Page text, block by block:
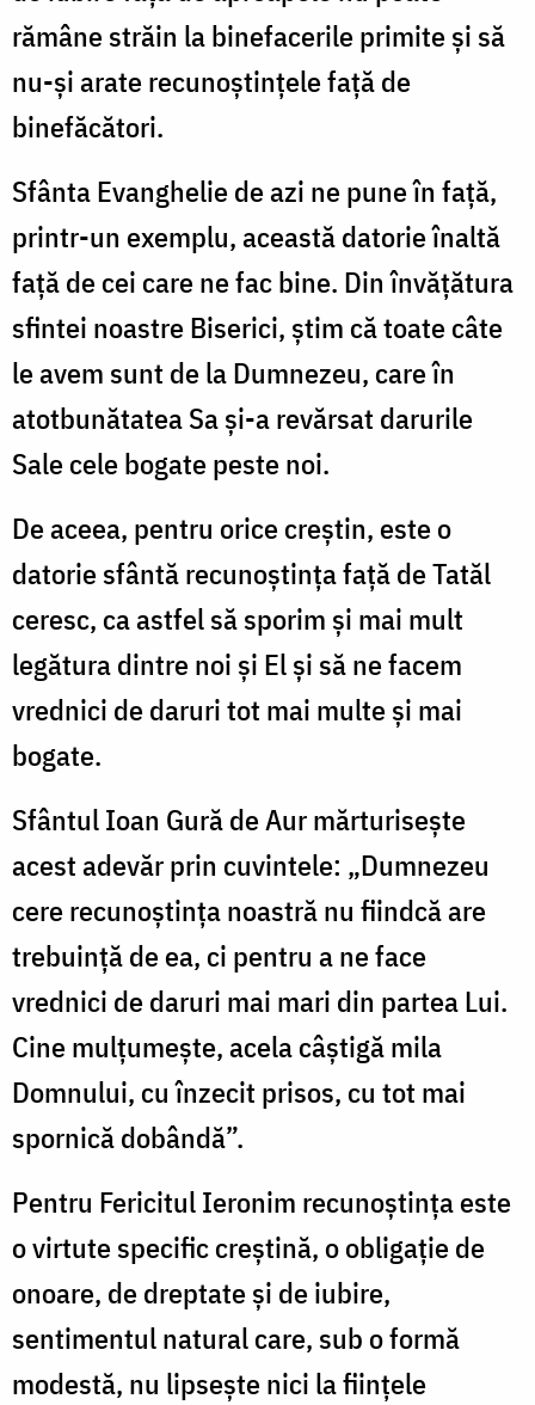
rămâne străin la binefacerile primite şi să
nu-şi arate recunoştinţele faţă de
binefăcători.
Sfânta Evanghelie de azi ne pune în faţă,
printr-un exemplu, această datorie înaltă
faţă de cei care ne fac bine. Din învăţătura
sfintei noastre Biserici, ştim că toate câte
le avem sunt de la Dumnezeu, care în
atotbunătatea Sa şi-a revărsat darurile
Sale cele bogate peste noi.
De aceea, pentru orice creştin, este o
datorie sfântă recunoştinţa faţă de Tatăl
ceresc, ca astfel să sporim şi mai mult
legătura dintre noi şi El şi să ne facem
vrednici de daruri tot mai multe şi mai
bogate.
Sfântul Ioan Gură de Aur mărturiseşte
acest adevăr prin cuvintele: „Dumnezeu
cere recunoştinţa noastră nu fiindcă are
trebuinţă de ea, ci pentru a ne face
vrednici de daruri mai mari din partea Lui.
Cine mulţumeşte, acela câştigă mila
Domnului, cu înzecit prisos, cu tot mai
spornică dobândă”.
Pentru Fericitul Ieronim recunoştinţa este
o virtute specific creştină, o obligaţie de
onoare, de dreptate şi de iubire,
sentimentul natural care, sub o formă
modestă, nu lipseşte nici la fiinţele